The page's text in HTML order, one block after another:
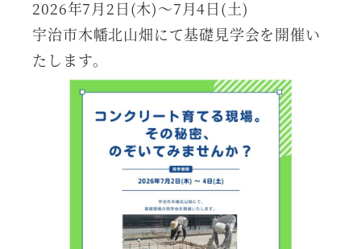
2026年7月2日(木)～7月4日(土)
宇治市木幡北山畑にて基礎見学会を開催い
たします。